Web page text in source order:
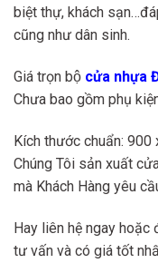
biệt thự, khách
cũng như dân sinh.
Giá trọn bộ cửa nhựa
Chưa bao gồm phụ
Kích thước chuẩn:
Chúng Tôi sản xuất
mà Khách Hàng yêu
Hay liên hệ ngay hoặc
tư vấn và có giá tốt